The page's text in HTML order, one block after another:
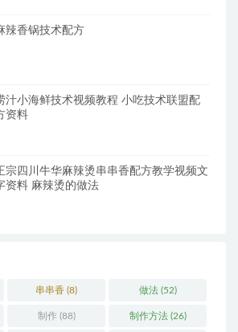
辣香锅技术配方
汁小海鲜技术视频教程 小吃技术联盟配
资料
宗四川牛华麻辣烫串串香配方教学视频文
资料 麻辣烫的做法
串串香 (8) 做法(52)
制作 (88) 制作方法(26)